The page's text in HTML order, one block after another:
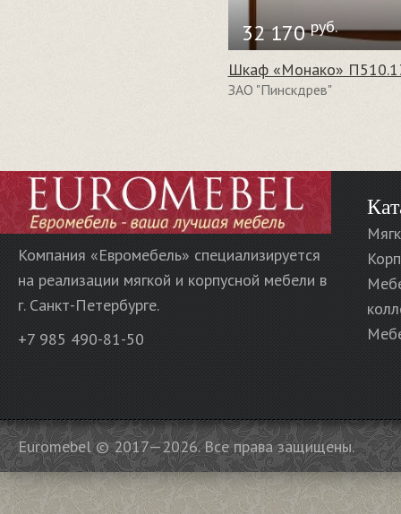
32 170 руб.
Шкаф «Монако»
ЗАО "Пинскдрев"
Компания «Евромебель» специализируется
на реализации мягкой и корпусной мебели в
г. Санкт-Петербурге.
+7 985 490-81-50
Euromebel © 2017—2026. Все права защищены.